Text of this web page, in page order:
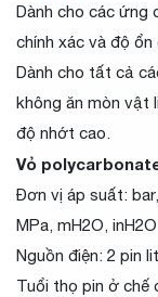
Dành cho các ứng
chính xác và độ ổn
Dành cho tất cả
không ăn mòn vật
độ nhớt cao.
Vỏ
Đơn vị áp suất:
MPa, mH2O, inH2O
Nguồn điện: 2 pin
Tuổi thọ pin ở chế